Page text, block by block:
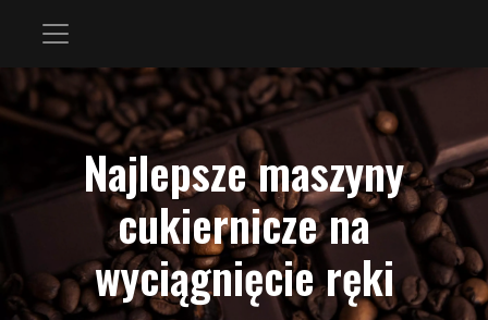
Najlepsze maszyny
cukiernicze na
wyciągnięcie ręki